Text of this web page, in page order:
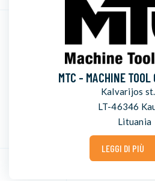
MTC - MACHINE TOOL
Kalvarijos
LT-46346
Lituania
LEGGI DI PIÙ